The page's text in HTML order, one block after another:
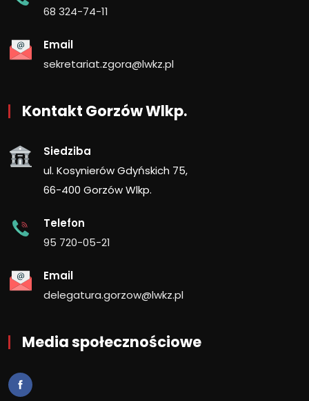
68 324-74-11
Email
sekretariat.zgora@lwkz.pl
Kontakt Gorzów Wlkp.
Siedziba
ul. Kosynierów Gdyńskich 75,
66-400 Gorzów Wlkp.
Telefon
95 720-05-21
Email
delegatura.gorzow@lwkz.pl
Media społecznościowe